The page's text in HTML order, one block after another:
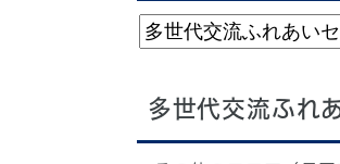
多世代交流ふれ